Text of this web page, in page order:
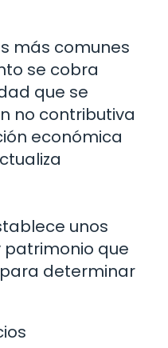
más comunes
se cobra
que se
no contributiva
económica
unos
patrimonio que
determinar